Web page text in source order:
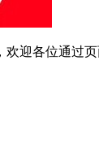
迎各位通过